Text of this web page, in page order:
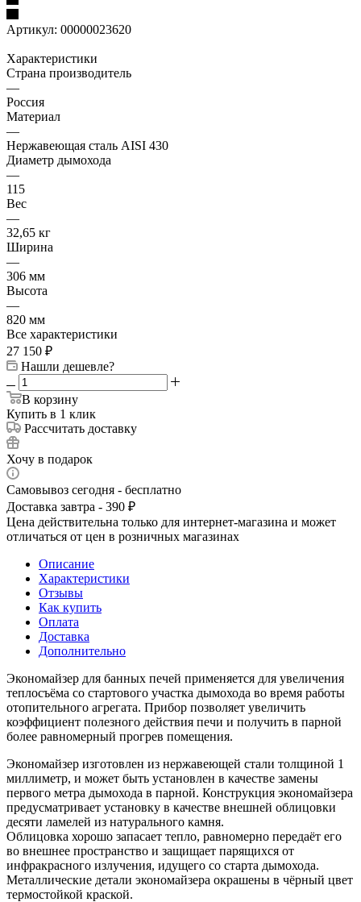
Артикул: 00000023620
Характеристики
Страна производитель
—
Россия
Материал
—
Нержавеющая сталь AISI 430
Диаметр дымохода
—
115
Вес
—
32,65 кг
Ширина
—
306 мм
Высота
—
820 мм
Все характеристики
27 150 ₽
Нашли дешевле?
В корзину
Купить в 1 клик
Рассчитать доставку
Хочу в подарок
Самовывоз сегодня - бесплатно
Доставка завтра - 390 ₽
Цена действительна только для интернет-магазина и может
отличаться от цен в розничных магазинах
Описание
Характеристики
Отзывы
Как купить
Оплата
Доставка
Дополнительно
Экономайзер для банных печей применяется для увеличения
теплосъёма со стартового участка дымохода во время работы
отопительного агрегата. Прибор позволяет увеличить
коэффициент полезного действия печи и получить в парной
более равномерный прогрев помещения.
Экономайзер изготовлен из нержавеющей стали толщиной 1
миллиметр, и может быть установлен в качестве замены
первого метра дымохода в парной. Конструкция экономайзера
предусматривает установку в качестве внешней облицовки
десяти ламелей из натурального камня.
Облицовка хорошо запасает тепло, равномерно передаёт его
во внешнее пространство и защищает парящихся от
инфракрасного излучения, идущего со старта дымохода.
Металлические детали экономайзера окрашены в чёрный цвет
термостойкой краской.